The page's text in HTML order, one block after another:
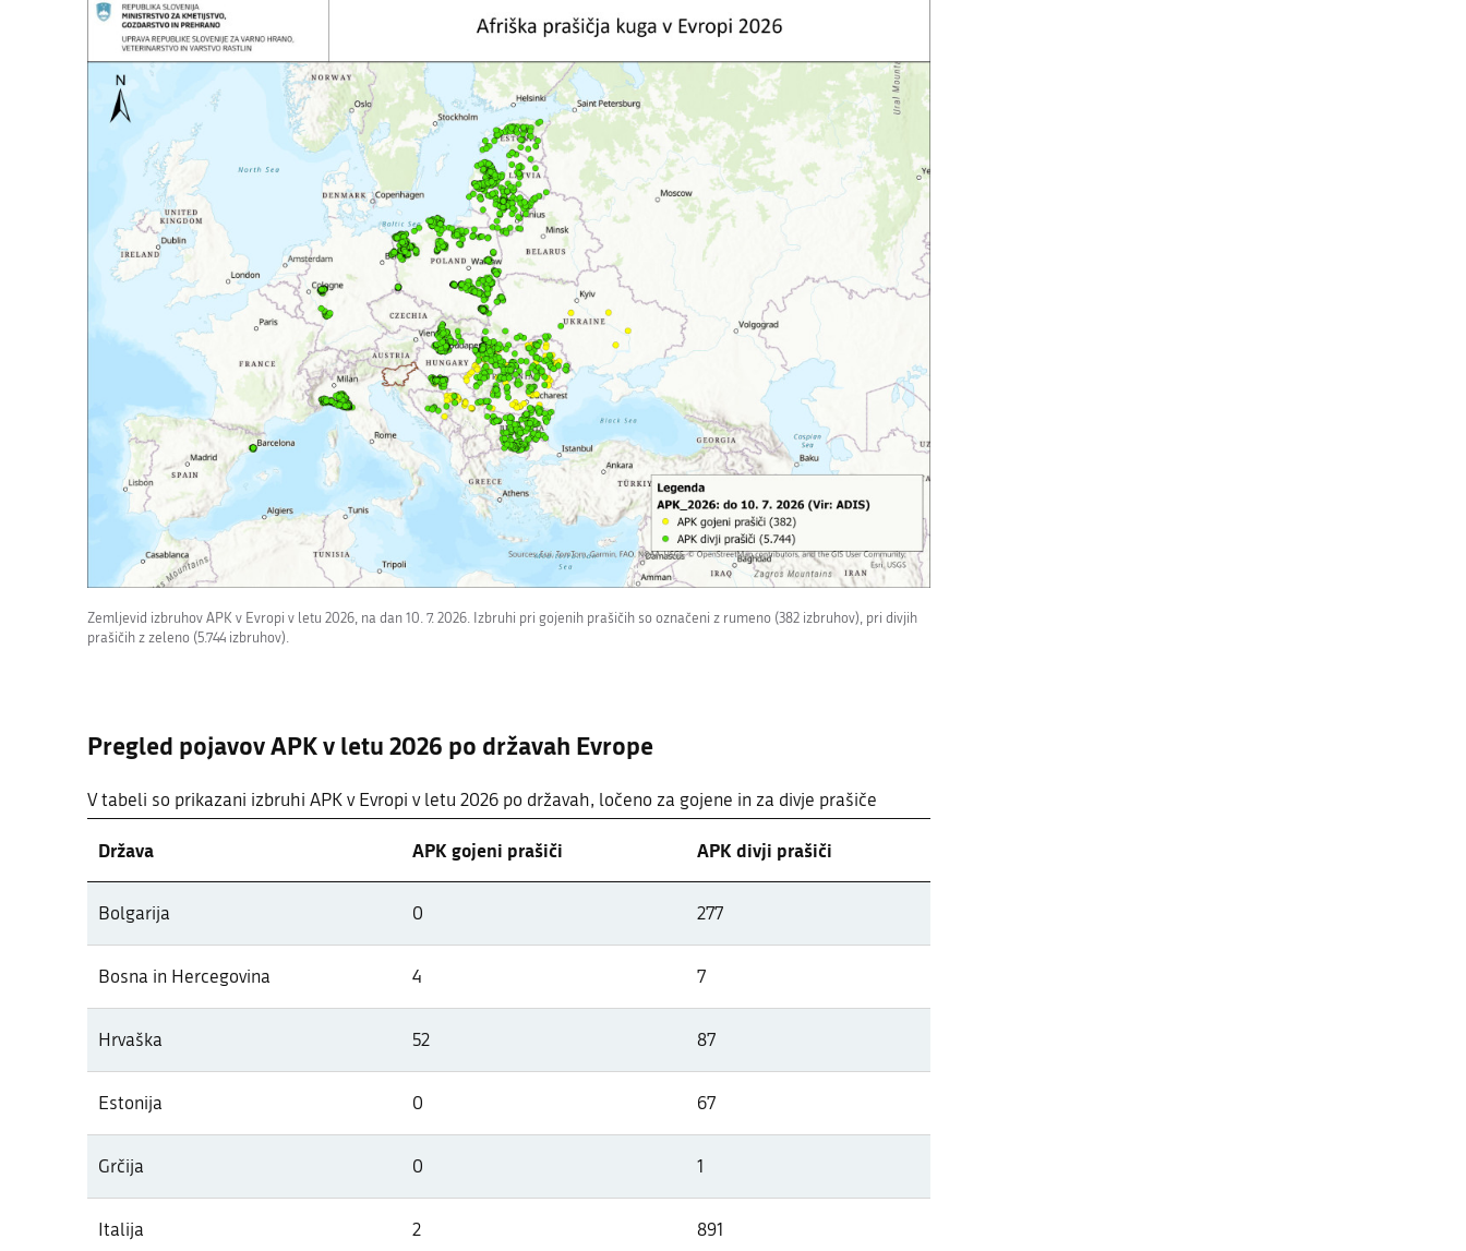
Zemljevid izbruhov APK v Evropi v letu 2026, na dan 10. 7. 2026. Izbruhi pri gojenih prašičih so označeni z rumeno (382 izbruhov), pri divjih
prašičih z zeleno (5.744 izbruhov).
Pregled pojavov APK v letu 2026 po državah Evrope
V tabeli so prikazani izbruhi APK v Evropi v letu 2026 po državah, ločeno za gojene in za divje prašiče
Pregled pojavov APK v letu 2026 po državah Evrope
Država APK gojeni prašiči APK divji prašiči
Bolgarija 0 277
Bosna in Hercegovina 4 7
Hrvaška 52 87
Estonija 0 67
Grčija 0 1
Italija 2 891